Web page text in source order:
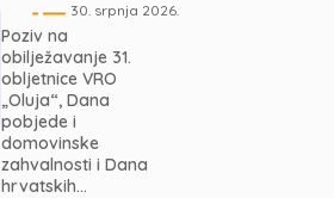
30. srpnja 2026.
Poziv na
obilježavanje 31.
obljetnice VRO
„Oluja“, Dana
pobjede i
domovinske
zahvalnosti i Dana
hrvatskih...